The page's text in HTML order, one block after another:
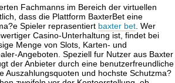
Fachmanns im Bereich der virtuellen
dass die Plattform BaxterBet eine
Spieler reprasentiert baxter bet . Wer
Casino-Unterhaltung ist, findet bei
Menge von Slots, Karten- und
Angeboten. Speziell fur Nutzer aus Baxter
der Anbieter durch eine benutzerfreundliche
Auszahlungsquoten und hochste Schutzma?